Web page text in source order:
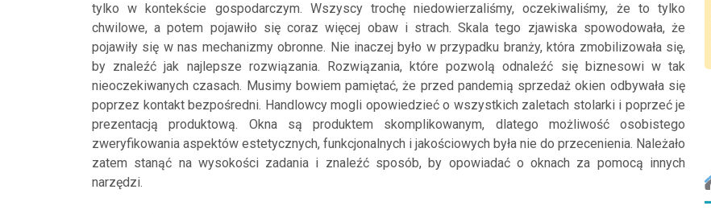
tylko w kontekście gospodarczym. Wszyscy trochę niedowierzaliśmy, oczekiwaliśmy, że to tylko
chwilowe, a potem pojawiło się coraz więcej obaw i strach. Skala tego zjawiska spowodowała, że
pojawiły się w nas mechanizmy obronne. Nie inaczej było w przypadku branży, która zmobilizowała się,
by znaleźć jak najlepsze rozwiązania. Rozwiązania, które pozwolą odnaleźć się biznesowi w tak
nieoczekiwanych czasach. Musimy bowiem pamiętać, że przed pandemią sprzedaż okien odbywała się
poprzez kontakt bezpośredni. Handlowcy mogli opowiedzieć o wszystkich zaletach stolarki i poprzeć je
prezentacją produktową. Okna są produktem skomplikowanym, dlatego możliwość osobistego
zweryfikowania aspektów estetycznych, funkcjonalnych i jakościowych była nie do przecenienia. Należało
zatem stanąć na wysokości zadania i znaleźć sposób, by opowiadać o oknach za pomocą innych
narzędzi.